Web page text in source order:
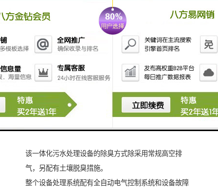
生化池采用生物接触氧化法，其填料的体积负荷比较
低，微生物处于自身氧化阶断，产泥量少，仅需三个月
该一体化污水处理设备的除臭方式除采用常规高空排
气，另配有土壤脱臭措施。
整个设备处理系统配有全自动电气控制系统和设备故障